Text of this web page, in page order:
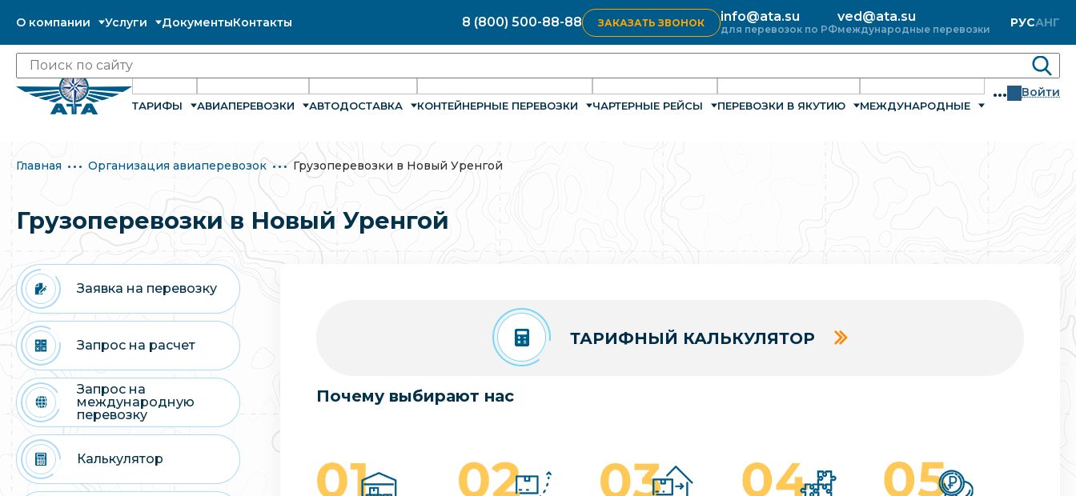
О компании Услуги ДокументыКонтакты 8 (800) 500-88-88 ЗАКАЗАТЬ ЗВОНОК info@ata.su
для перевозок по РФ
ved@ata.su
международные перевозки РУСАНГ
ТАРИФЫ АВИАПЕРЕВОЗКИ АВТОДОСТАВКА КОНТЕЙНЕРНЫЕ ПЕРЕВОЗКИ ЧАРТЕРНЫЕ РЕЙСЫ ПЕРЕВОЗКИ В ЯКУТИЮ МЕЖДУНАРОДНЫЕ
... Войти
Главная Организация авиаперевозок Грузоперевозки в Новый Уренгой
Грузоперевозки в Новый Уренгой
Заявка на перевозку
Запрос на расчет
Запрос на
международную
перевозку
Калькулятор
ТАРИФНЫЙ КАЛЬКУЛЯТОР
Почему выбирают нас